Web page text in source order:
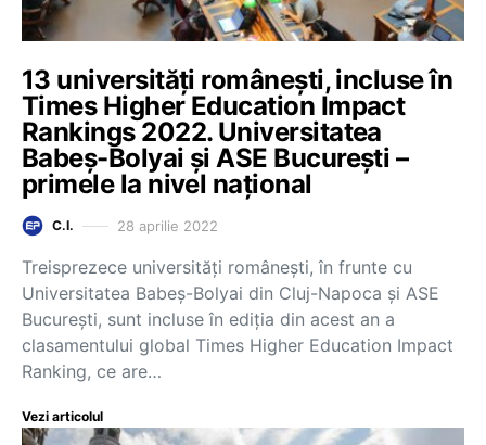
13 universități românești, incluse în
Times Higher Education Impact
Rankings 2022. Universitatea
Babeș-Bolyai și ASE București –
primele la nivel național
C.I. 28 aprilie 2022
Treisprezece universități românești, în frunte cu
Universitatea Babeș-Bolyai din Cluj-Napoca și ASE
București, sunt incluse în ediția din acest an a
clasamentului global Times Higher Education Impact
Ranking, ce are…
Vezi articolul